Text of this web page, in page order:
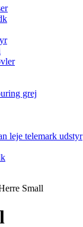
grej
leje telemark udstyr
Small